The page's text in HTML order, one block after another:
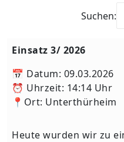
Suchen:
Einsatz 3/ 2026
📅 Datum: 09.03.2026
⏰ Uhrzeit: 14:14 Uhr
📍Ort: Unterthürheim
Heute wurden wir zu